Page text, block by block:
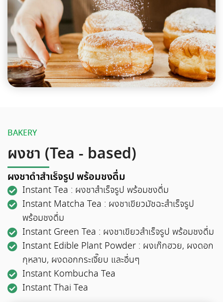
BAKERY
ผงชา (Tea - based)
ผงชาดำสำเร็จรูป พร้อมชงดื่ม
Instant Tea : ผงชาสำเร็จรูป พร้อมชงดื่ม
Instant Matcha Tea : ผงชาเขียวมัชฉะสำเร็จรูป
พร้อมชงดื่ม
Instant Green Tea : ผงชาเขียวสำเร็จรูป พร้อมชงดื่ม
Instant Edible Plant Powder : ผงเก๊กฮวย, ผงดอก
กุหลาบ, ผงดอกกระเจี๊ยบ และอื่นๆ
Instant Kombucha Tea
Instant Thai Tea